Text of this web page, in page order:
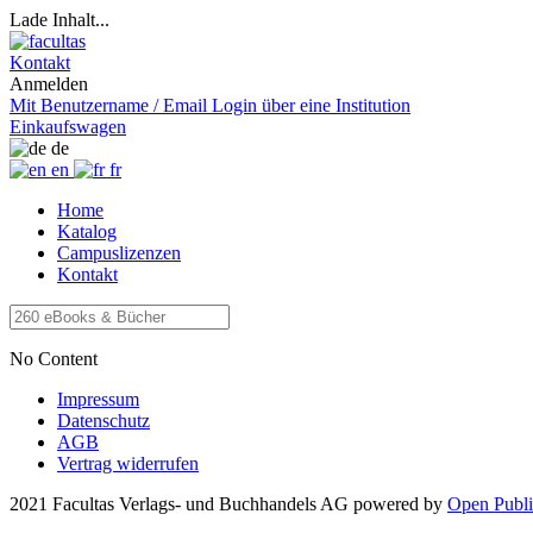
Lade Inhalt...
Kontakt
Anmelden
Mit Benutzername / Email Login über eine Institution
Einkaufswagen
de
en
fr
Home
Katalog
Campuslizenzen
Kontakt
No Content
Impressum
Datenschutz
AGB
Vertrag widerrufen
2021 Facultas Verlags- und Buchhandels AG powered by Open